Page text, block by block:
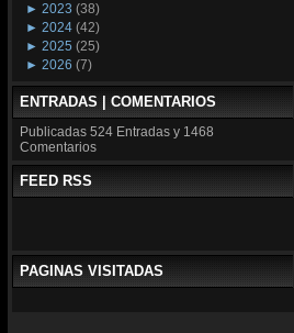
► 2023 (38)
► 2024 (42)
► 2025 (25)
► 2026 (7)
ENTRADAS | COMENTARIOS
Publicadas 524 Entradas y 1468
Comentarios
FEED RSS
PAGINAS VISITADAS